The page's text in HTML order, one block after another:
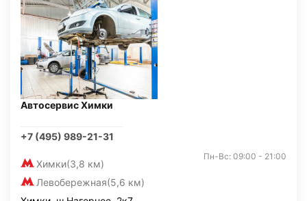
Автосервис Химки
+7 (495) 989-21-31
Химки(3,8 км)
Левобережная(5,6 км)
Пн-Вс: 09:00 - 21:00